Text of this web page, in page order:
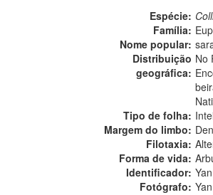
Espécie:
Família:
Nome popular:
Distribuição
geográfica:
No
Tipo de folha:
Margem do limbo:
Filotaxia:
Forma de vida:
Identificador:
Fotógrafo: